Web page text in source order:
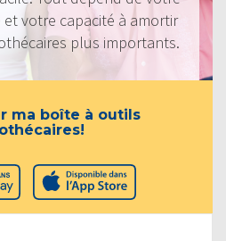
votre capacité à amortir
plus importants.
ma boîte à outils